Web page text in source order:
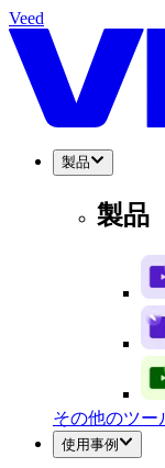
Veed
製品
製品
その他のツー
使用事例